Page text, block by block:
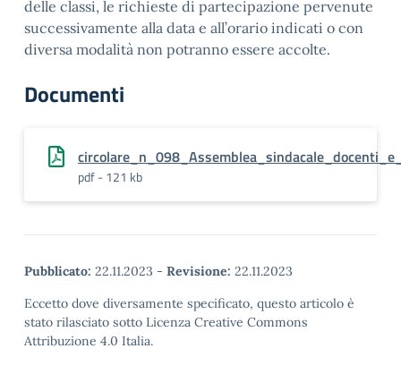
delle classi, le richieste di partecipazione pervenute
successivamente alla data e all’orario indicati o con
diversa modalità non potranno essere accolte.
Documenti
pdf - 121 kb
Pubblicato: 22.11.2023 - Revisione: 22.11.2023
Eccetto dove diversamente specificato, questo articolo è
stato rilasciato sotto Licenza Creative Commons
Attribuzione 4.0 Italia.